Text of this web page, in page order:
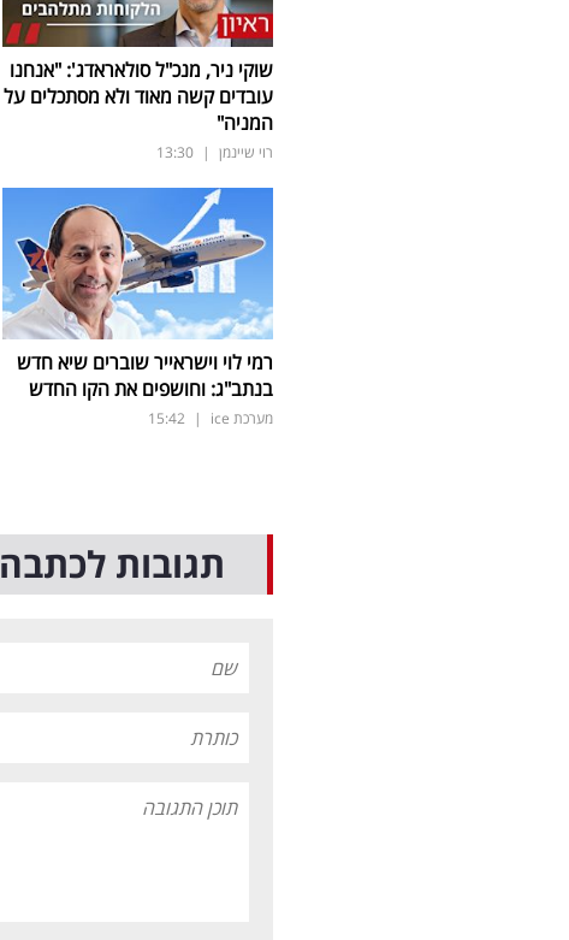
שוקי ניר, מנכ"ל סולאראדג': "אנחנו
עובדים קשה מאוד ולא מסתכלים על
המניה"
רוי שיינמן |
13:30
רמי לוי וישראייר שוברים שיא חדש
בנתב"ג: וחושפים את הקו החדש
מערכת ice |
15:42
תגובות לכתבה